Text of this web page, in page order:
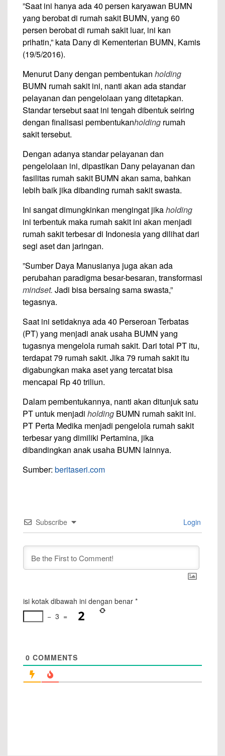
‎”Saat ini hanya ada 40 persen karyawan BUMN
yang berobat di rumah sakit BUMN, yang 60
persen berobat di rumah sakit luar, ini kan
prihatin,” kata Dany di Kementerian BUMN, Kamis
(19/5/2016).
Menurut Dany dengan pembentukan holding
BUMN rumah sakit ini, nanti akan ada standar
pelayanan dan pengelolaan yang ditetapkan.
Standar tersebut saat ini tengah dibentuk seiring
dengan finalisasi pembentukanholding rumah
sakit tersebut.
Dengan adanya standar pelayanan dan
pengelolaan ini, dipastikan Dany pelayanan dan
fasilitas rumah sakit BUMN akan sama, bahkan
lebih baik jika ‎dibanding rumah sakit swasta.
Ini sangat dimungkinkan mengingat jikaholding
ini terbentuk maka rumah sakit ini akan menjadi
rumah sakit terbesar di Indonesia yang dilihat dari
segi aset dan jaringan.
‎”Sumber Daya Manusianya juga akan ada
perubahan paradigma besar-besaran, transformasi
mindset. Jadi bisa bersaing sama swasta,”
tegasnya.
Saat ini setidaknya ada 40 Perseroan Terbatas
(PT) yang menjadi anak usaha BUMN yang
tugasnya mengelola rumah sakit. Dari total PT itu,
terdapat 79 rumah sakit. Jika 79 rumah sakit itu
digabungkan maka aset yang tercatat bisa
mencapai Rp 40 triliun.
Dalam pembentukannya, nanti akan ditunjuk satu
PT untuk menjadi holding BUMN rumah sakit ini.
PT Perta Medika menjadi pengelola rumah sakit
terbesar yang dimiliki Pertamina, jika
dibandingkan anak usaha BUMN lainnya.
Sumber: beritaseri.com
Subscribe Login
isi kotak dibawah ini dengan benar *
− 3 =
0 COMMENTS